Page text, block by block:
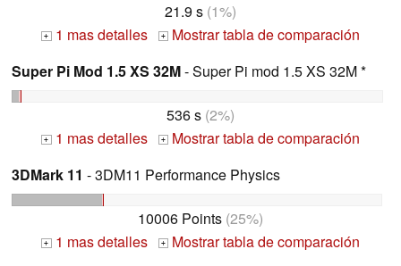
21.9 s (1%)
+ 1 mas detalles +
Mostrar tabla de comparación
Super Pi Mod 1.5 XS 32M- Super Pi mod 1.5 XS 32M *
536 s (2%)
+ 1 mas detalles +
Mostrar tabla de comparación
3DMark 11 - 3DM11 Performance Physics
10006 Points (25%)
+ 1 mas detalles +
Mostrar tabla de comparación